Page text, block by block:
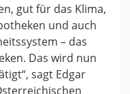
gut für das Klima,
und auch
– das
Das wird nun
sagt Edgar